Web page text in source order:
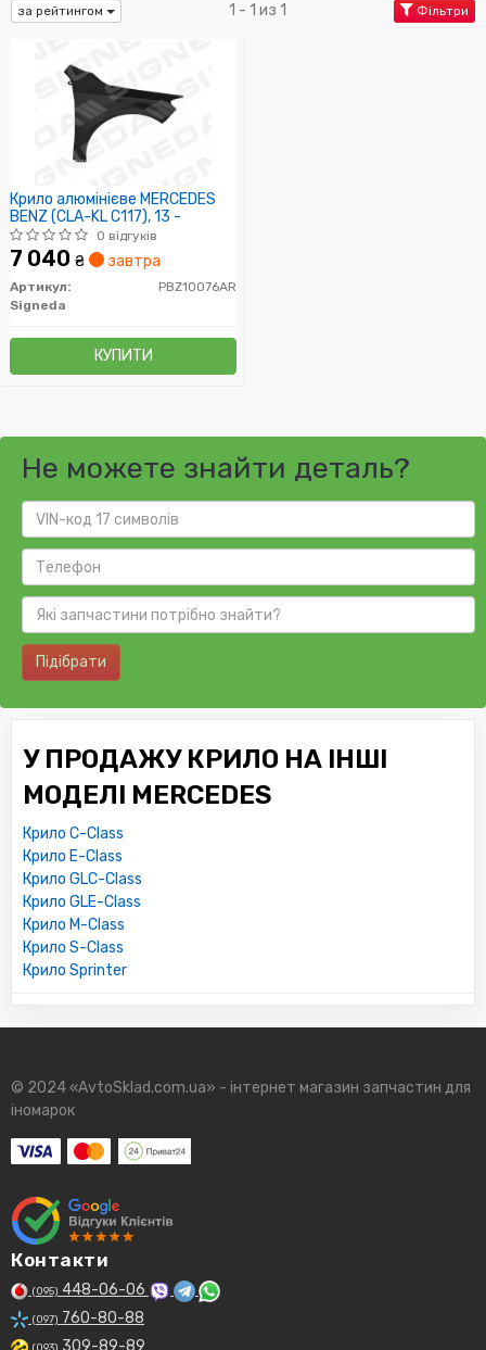
за рейтингом 1 - 1 из 1 Фільтри
Крило алюмінієве MERCEDES
BENZ (CLA-KL C117), 13 -
0 відгуків
7 040 ₴ завтра
Артикул:
PBZ10076AR
Signeda
КУПИТИ
Не можете знайти деталь?
Підібрати
У ПРОДАЖУ КРИЛО НА ІНШІ
МОДЕЛІ MERCEDES
Крило C-Class
Крило E-Class
Крило GLC-Class
Крило GLE-Class
Крило M-Class
Крило S-Class
Крило Sprinter
© 2024 «AvtoSklad.com.ua» - інтернет магазин запчастин для
іномарок
Контакти
(095) 448-06-06
(097) 760-80-88